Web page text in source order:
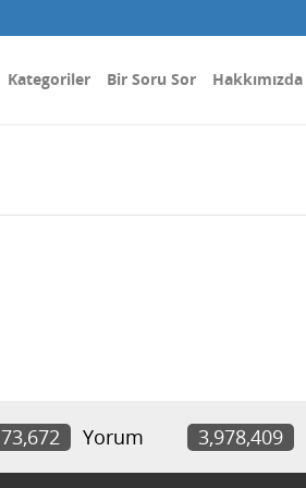
Kategoriler Bir Soru Sor Hakkımızda
73,672 Yorum 3,978,409